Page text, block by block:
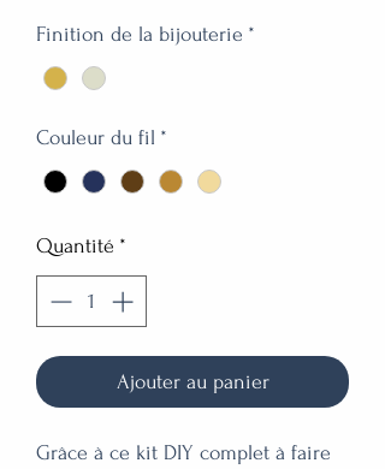
Finition de la bijouterie *
Couleur du fil *
Quantité *
Ajouter au panier
Grâce à ce kit DIY complet à faire